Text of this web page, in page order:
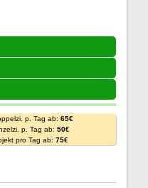
p. Tag ab: 65€
p. Tag ab: 50€
pro Tag ab: 75€